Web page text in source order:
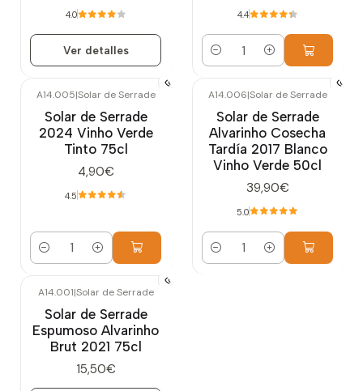
4.0
Ver detalles
4.4
Cantidad
A14.005|Solar de Serrade
Solar de Serrade
2024 Vinho Verde
Tinto 75cl
4,90€
4.5
Cantidad
A14.006|Solar de Serrade
Solar de Serrade
Alvarinho Cosecha
Tardía 2017 Blanco
Vinho Verde 50cl
39,90€
5.0
Cantidad
A14.001|Solar de Serrade
Solar de Serrade
Espumoso Alvarinho
Brut 2021 75cl
15,50€